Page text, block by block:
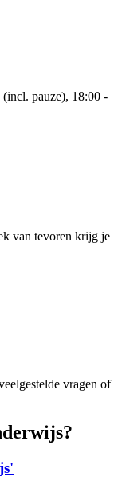
pauze), 18:00 -
van tevoren krijg je
vragen of